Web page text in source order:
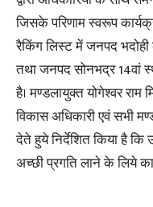
जिसके परिणाम स्वरूप
रैकिंग लिस्ट में जनपद भदोही
तथा जनपद सोनभद्र 14वां
है। मण्डलायुक्त योगेश्वर राम
विकास अधिकारी एवं सभी
देते हुये निर्देशित किया है
अच्छी प्रगति लाने के लिये